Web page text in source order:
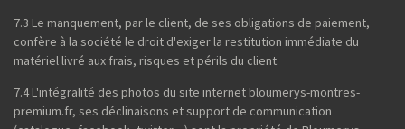
7.3 Le manquement, par le client, de ses obligations de paiement,
confère à la société le droit d'exiger la restitution immédiate du
matériel livré aux frais, risques et périls du client.
7.4 L'intégralité des photos du site internet bloumerys-montres-
premium.fr, ses déclinaisons et support de communication